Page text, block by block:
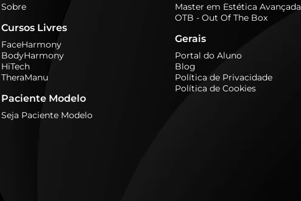
Sobre
Cursos Livres
FaceHarmony
BodyHarmony
HiTech
TheraManu
Paciente Modelo
Seja Paciente Modelo
Master em Estética Avançada
OTB - Out Of The Box
Gerais
Portal do Aluno
Blog
Política de Privacidade
Política de Cookies